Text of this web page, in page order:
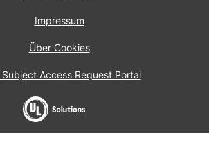
Impressum
Über Cookies
Subject Access Request Portal